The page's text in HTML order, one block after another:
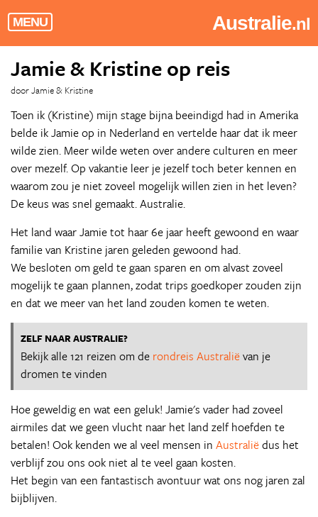
MENU Australie.nl
Jamie & Kristine op reis
door Jamie & Kristine
Toen ik (Kristine) mijn stage bijna beeindigd had in Amerika
belde ik Jamie op in Nederland en vertelde haar dat ik meer
wilde zien. Meer wilde weten over andere culturen en meer
over mezelf. Op vakantie leer je jezelf toch beter kennen en
waarom zou je niet zoveel mogelijk willen zien in het leven?
De keus was snel gemaakt. Australie.
Het land waar Jamie tot haar 6e jaar heeft gewoond en waar
familie van Kristine jaren geleden gewoond had.
We besloten om geld te gaan sparen en om alvast zoveel
mogelijk te gaan plannen, zodat trips goedkoper zouden zijn
en dat we meer van het land zouden komen te weten.
ZELF NAAR AUSTRALIE?
Bekijk alle 121 reizen om de rondreis Australiëvan je
dromen te vinden
Hoe geweldig en wat een geluk! Jamie's vader had zoveel
airmiles dat we geen vlucht naar het land zelf hoefden te
betalen! Ook kenden we al veel mensen in Australiëdus het
verblijf zou ons ook niet al te veel gaan kosten.
Het begin van een fantastisch avontuur wat ons nog jaren zal
bijblijven.